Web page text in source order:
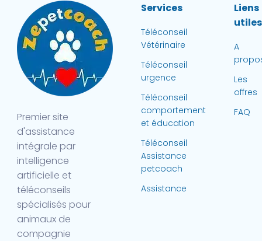
Premier site
d'assistance
intégrale par
intelligence
artificielle et
téléconseils
spécialisés pour
animaux de
compagnie
Services
Téléconseil
Vétérinaire
Téléconseil
urgence
Téléconseil
comportement
et éducation
Téléconseil
Assistance
petcoach
Assistance
Liens
utiles
A
Les
offres
FAQ